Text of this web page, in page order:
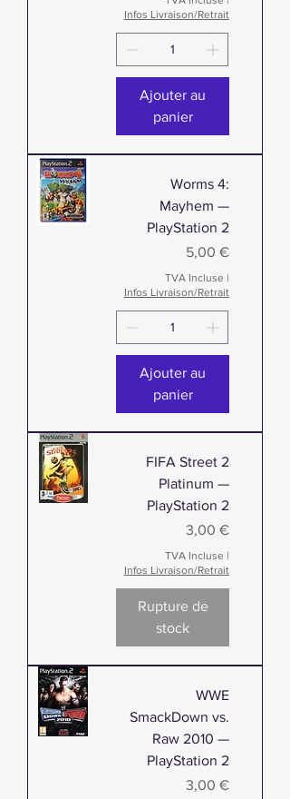
Infos Livraison/Retrait
Ajouter au
panier
Worms 4:
Mayhem —
PlayStation 2
Prix
5,00 €
TVA Incluse |
Infos Livraison/Retrait
Ajouter au
panier
FIFA Street 2
Platinum —
PlayStation 2
Prix
3,00 €
TVA Incluse |
Infos Livraison/Retrait
Rupture de
stock
WWE
SmackDown vs.
Raw 2010 —
PlayStation 2
Prix
3,00 €